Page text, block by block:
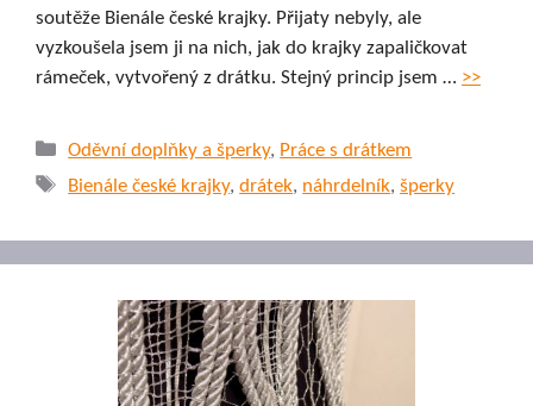
soutěže Bienále české krajky. Přijaty nebyly, ale
vyzkoušela jsem ji na nich, jak do krajky zapaličkovat
rámeček, vytvořený z drátku. Stejný princip jsem … >>
Rubriky
Oděvní doplňky a šperky, Práce s drátkem
Štítky
Bienále české krajky,drátek, náhrdelník,šperky